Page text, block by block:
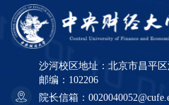
沙河校区地址：北京市昌平
邮编：102206
院长信箱：